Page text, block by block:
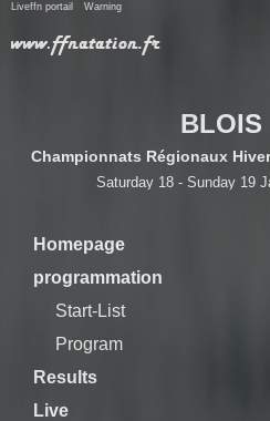
Liveffn portail Warning
BLOIS
Championnats Régionaux
Saturday 18 - Sunday 19
Homepage
programmation
Start-List
Program
Results
Live